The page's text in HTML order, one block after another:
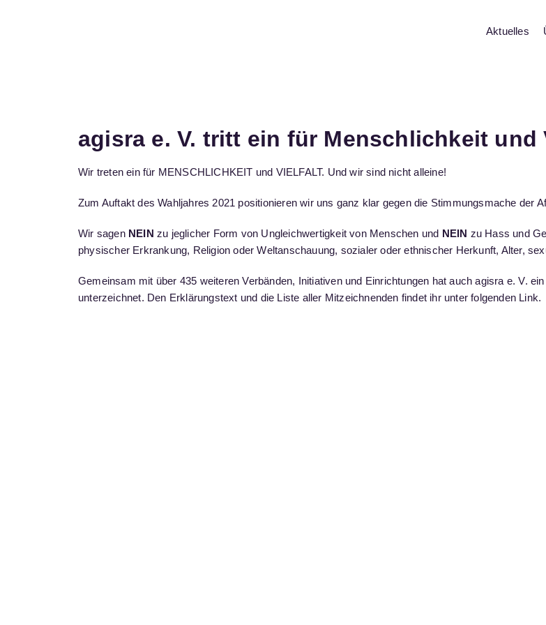
Aktuelles
agisra e. V. tritt ein für Menschlichkeit und
Wir treten ein für MENSCHLICHKEIT und VIELFALT. Und wir sind nicht alleine!
Zum Auftakt des Wahljahres 2021 positionieren wir uns ganz klar gegen die Stimmungsmache der
Wir sagen NEIN zu jeglicher Form von Ungleichwertigkeit von Menschen und NEIN zu Hass und
physischer Erkrankung, Religion oder Weltanschauung, sozialer oder ethnischer Herkunft, Alter,
Gemeinsam mit über 435 weiteren Verbänden, Initiativen und Einrichtungen hat auch agisra e. V.
unterzeichnet. Den Erklärungstext und die Liste aller Mitzeichnenden findet ihr unter folgenden Link.